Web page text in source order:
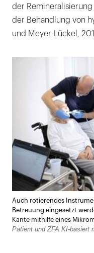
der
der Behandlung von
und Meyer-Lückel,
Auch rotierendes
Betreuung eingesetzt
Kante mithilfe eines
Patient und ZFA KI-basiert